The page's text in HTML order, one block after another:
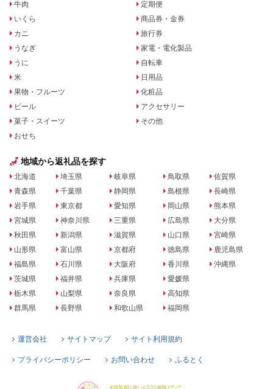
牛肉
いくら
カニ
うなぎ
うに
米
果物・フルーツ
ビール
菓子・スイーツ
おせち
定期便
商品券・金券
旅行券
家電・電化製品
自転車
日用品
化粧品
アクセサリー
その他
地域から返礼品を探す
北海道
青森県
岩手県
宮城県
秋田県
山形県
福島県
茨城県
栃木県
群馬県
埼玉県
千葉県
東京都
神奈川県
新潟県
富山県
石川県
福井県
山梨県
長野県
岐阜県
静岡県
愛知県
三重県
滋賀県
京都府
大阪府
兵庫県
奈良県
和歌山県
鳥取県
島根県
岡山県
広島県
山口県
徳島県
香川県
愛媛県
高知県
福岡県
佐賀県
長崎県
熊本県
大分県
宮崎県
鹿児島県
沖縄県
運営会社 サイトマップ サイト利用規約
プライバシーポリシー お問い合わせ ふるとく